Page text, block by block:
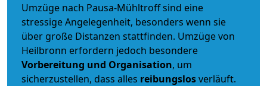
Umzüge nach Pausa-Mühltroff sind eine
stressige Angelegenheit, besonders wenn sie
über große Distanzen stattfinden. Umzüge von
Heilbronn erfordern jedoch besondere
Vorbereitung und Organisation, um
sicherzustellen, dass alles reibungslosverläuft.